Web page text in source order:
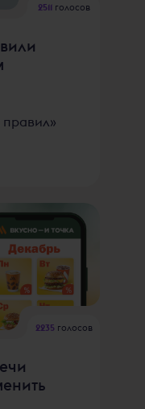
2511 голосов
2235 голосов